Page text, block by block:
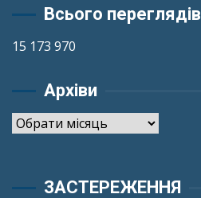
Всього переглядів
15 173 970
Архіви
Архіви
ЗАСТЕРЕЖЕННЯ